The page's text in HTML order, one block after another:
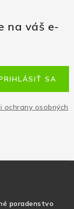
na váš e-
ochrany osobných
SA
poradenstvo